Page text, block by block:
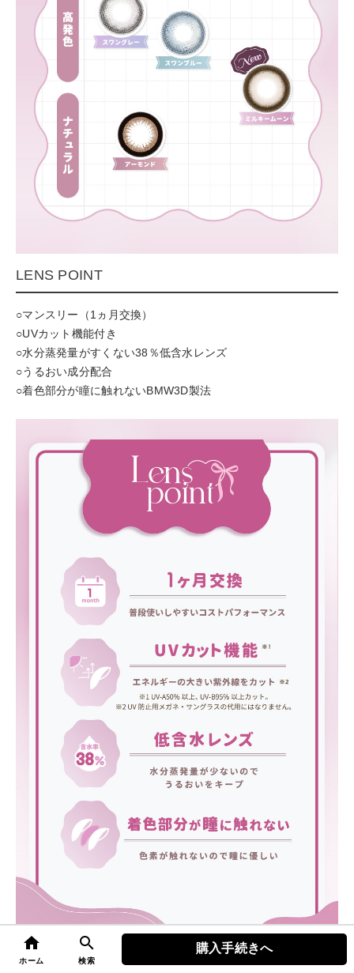
home
ホーム
search
検索
購入手続きへ
LENS POINT
○マンスリー（1ヵ月交換）
○UVカット機能付き
○水分蒸発量がすくない38％低含水レンズ
○うるおい成分配合
○着色部分が瞳に触れないBMW3D製法